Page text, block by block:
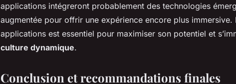
applications intégreront probablement des technologies
augmentée pour offrir une expérience encore plus immersive.
applications est essentiel pour maximiser son potentiel et
culture dynamique.
Conclusion et recommandations finales